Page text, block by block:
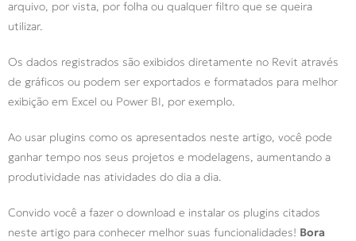
arquivo, por vista, por folha ou qualquer filtro que se queira
utilizar.
Os dados registrados são exibidos diretamente no Revit através
de gráficos ou podem ser exportados e formatados para melhor
exibição em Excel ou Power BI, por exemplo.
Ao usar plugins como os apresentados neste artigo, você pode
ganhar tempo nos seus projetos e modelagens, aumentando a
produtividade nas atividades do dia a dia.
Convido você a fazer o download e instalar os plugins citados
neste artigo para conhecer melhor suas funcionalidades! Bora